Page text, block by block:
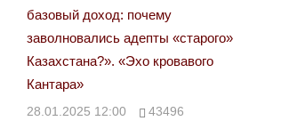
базовый доход: почему
заволновались адепты «старого»
Казахстана?». «Эхо кровавого
Кантара»
28.01.2025 12:00 43496